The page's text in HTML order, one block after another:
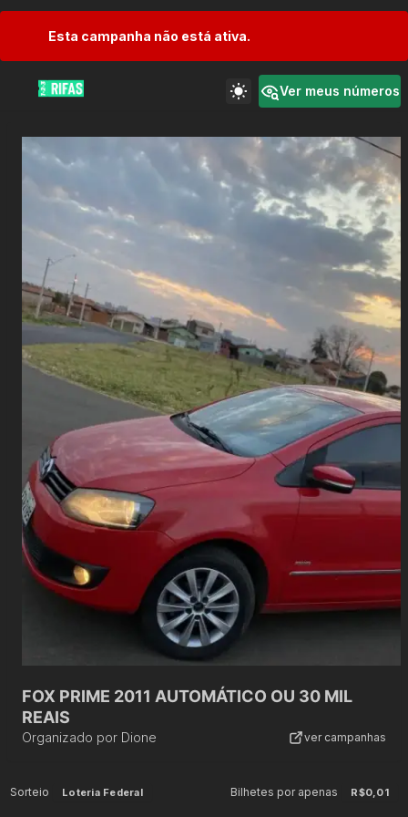
Esta campanha não está ativa.
Ver meus números
FOX PRIME 2011 AUTOMÁTICO OU 30 MIL
REAIS
Organizado por Dione ver campanhas
Sorteio Loteria Federal Bilhetes por apenas R$0,01